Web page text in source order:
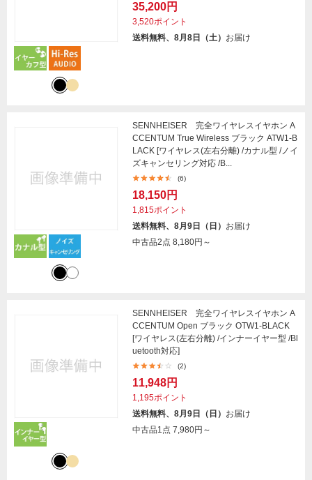
35,200円
3,520ポイント
送料無料、8月8日（土） お届け
SENNHEISER 完全ワイヤレスイヤホン A
CCENTUM True Wireless ブラック ATW1-B
LACK [ワイヤレス(左右分離) /カナル型 /ノイ
ズキャンセリング対応 /B...
(6)
18,150円
1,815ポイント
送料無料、8月9日（日） お届け
中古品2点 8,180円～
SENNHEISER 完全ワイヤレスイヤホン A
CCENTUM Open ブラック OTW1-BLACK
[ワイヤレス(左右分離) /インナーイヤー型 /Bl
uetooth対応]
(2)
11,948円
1,195ポイント
送料無料、8月9日（日） お届け
中古品1点 7,980円～